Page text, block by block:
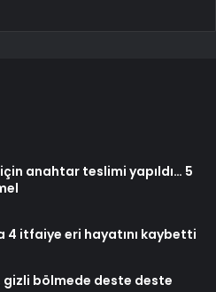
anahtar teslimi yapıldı… 5
4 itfaiye eri hayatını kaybetti
bölmede deste deste